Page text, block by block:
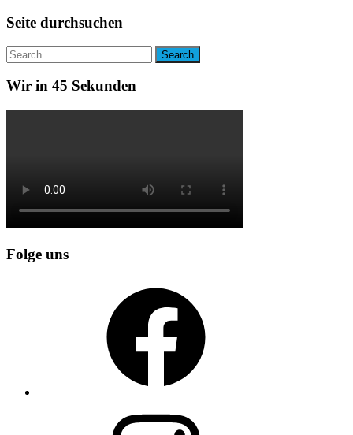
Seite durchsuchen
Wir in 45 Sekunden
Folge uns